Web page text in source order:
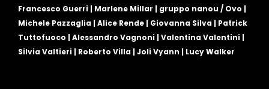
Francesco Guerri | Marlene Millar | gruppo nanou / Ovo |
Michele Pazzaglia | Alice Rende | Giovanna Silva | Patrick
Tuttofuoco | Alessandro Vagnoni | Valentina Valentini |
Silvia Valtieri | Roberto Villa | Joli Vyann | Lucy Walker